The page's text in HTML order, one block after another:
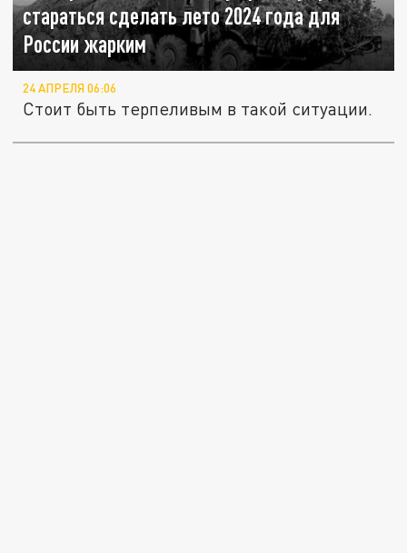
стараться сделать лето 2024 года для
России жарким
24 АПРЕЛЯ 06:06
Стоит быть терпеливым в такой ситуации.